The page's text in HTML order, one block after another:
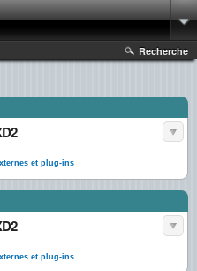
Recherche
et plug-ins
et plug-ins